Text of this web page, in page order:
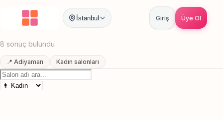
İstanbul Giriş Üye Ol
Anasayfa / Adiyaman Gelin Saci
Adiyaman Gelin Saci
8 sonuç bulundu
📍 Adiyaman Kadın salonları
Canlı sonuçlar Online randevu